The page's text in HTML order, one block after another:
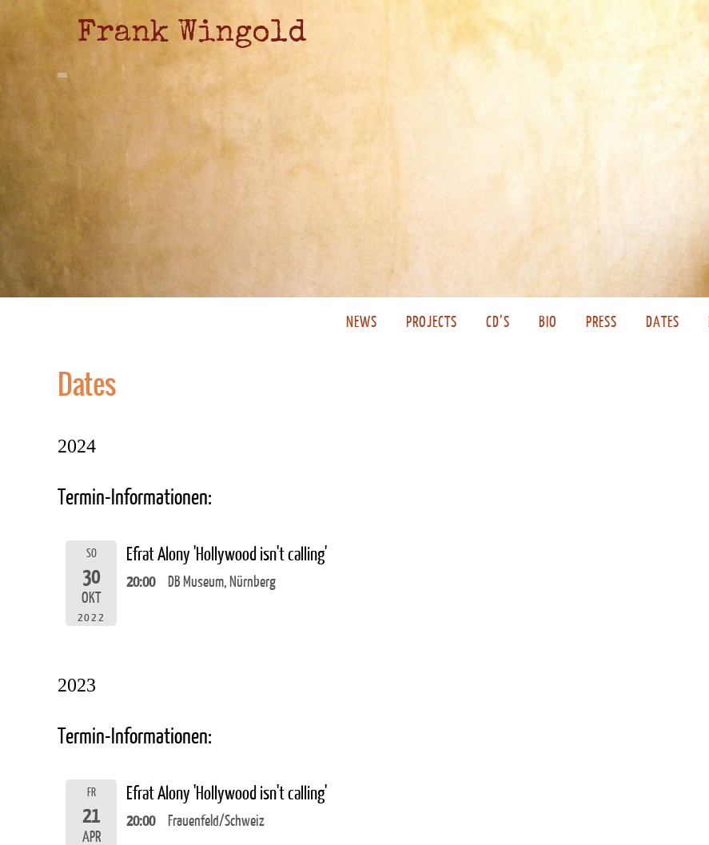
Frank Wingold
NEWS PROJECTS CD’S BIO PRESS DATES
Dates
2024
Termin-Informationen:
SO
30
OKT
2022
Efrat Alony 'Hollywood isn't calling'
20:00 DB Museum, Nürnberg
2023
Termin-Informationen:
FR
21
APR
Efrat Alony 'Hollywood isn't calling'
20:00 Frauenfeld/Schweiz